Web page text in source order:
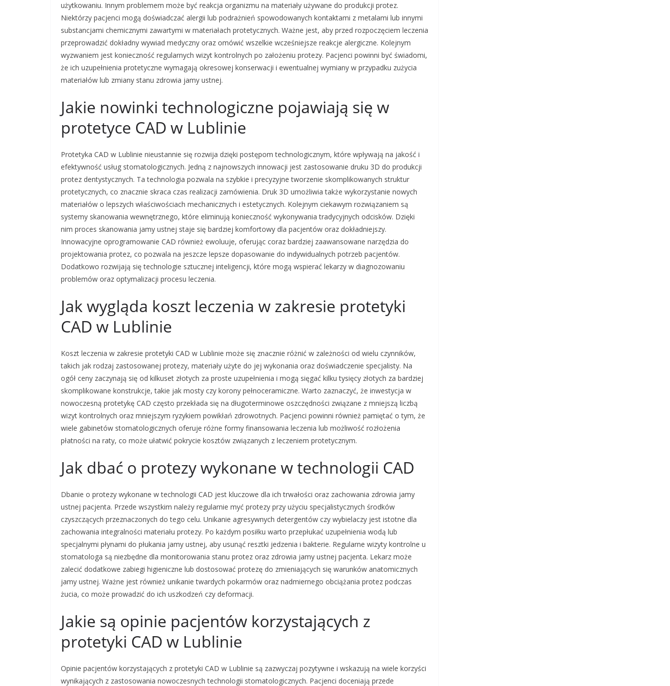
użytkowaniu. Innym problemem może być reakcja organizmu na materiały używane do produkcji protez.
Niektórzy pacjenci mogą doświadczać alergii lub podrażnień spowodowanych kontaktami z metalami lub innymi
substancjami chemicznymi zawartymi w materiałach protetycznych. Ważne jest, aby przed rozpoczęciem leczenia
przeprowadzić dokładny wywiad medyczny oraz omówić wszelkie wcześniejsze reakcje alergiczne. Kolejnym
wyzwaniem jest konieczność regularnych wizyt kontrolnych po założeniu protezy. Pacjenci powinni być świadomi,
że ich uzupełnienia protetyczne wymagają okresowej konserwacji i ewentualnej wymiany w przypadku zużycia
materiałów lub zmiany stanu zdrowia jamy ustnej.
Jakie nowinki technologiczne pojawiają się w
protetyce CAD w Lublinie
Protetyka CAD w Lublinie nieustannie się rozwija dzięki postępom technologicznym, które wpływają na jakość i
efektywność usług stomatologicznych. Jedną z najnowszych innowacji jest zastosowanie druku 3D do produkcji
protez dentystycznych. Ta technologia pozwala na szybkie i precyzyjne tworzenie skomplikowanych struktur
protetycznych, co znacznie skraca czas realizacji zamówienia. Druk 3D umożliwia także wykorzystanie nowych
materiałów o lepszych właściwościach mechanicznych i estetycznych. Kolejnym ciekawym rozwiązaniem są
systemy skanowania wewnętrznego, które eliminują konieczność wykonywania tradycyjnych odcisków. Dzięki
nim proces skanowania jamy ustnej staje się bardziej komfortowy dla pacjentów oraz dokładniejszy.
Innowacyjne oprogramowanie CAD również ewoluuje, oferując coraz bardziej zaawansowane narzędzia do
projektowania protez, co pozwala na jeszcze lepsze dopasowanie do indywidualnych potrzeb pacjentów.
Dodatkowo rozwijają się technologie sztucznej inteligencji, które mogą wspierać lekarzy w diagnozowaniu
problemów oraz optymalizacji procesu leczenia.
Jak wygląda koszt leczenia w zakresie protetyki
CAD w Lublinie
Koszt leczenia w zakresie protetyki CAD w Lublinie może się znacznie różnić w zależności od wielu czynników,
takich jak rodzaj zastosowanej protezy, materiały użyte do jej wykonania oraz doświadczenie specjalisty. Na
ogół ceny zaczynają się od kilkuset złotych za proste uzupełnienia i mogą sięgać kilku tysięcy złotych za bardziej
skomplikowane konstrukcje, takie jak mosty czy korony pełnoceramiczne. Warto zaznaczyć, że inwestycja w
nowoczesną protetykę CAD często przekłada się na długoterminowe oszczędności związane z mniejszą liczbą
wizyt kontrolnych oraz mniejszym ryzykiem powikłań zdrowotnych. Pacjenci powinni również pamiętać o tym, że
wiele gabinetów stomatologicznych oferuje różne formy finansowania leczenia lub możliwość rozłożenia
płatności na raty, co może ułatwić pokrycie kosztów związanych z leczeniem protetycznym.
Jak dbać o protezy wykonane w technologii CAD
Dbanie o protezy wykonane w technologii CAD jest kluczowe dla ich trwałości oraz zachowania zdrowia jamy
ustnej pacjenta. Przede wszystkim należy regularnie myć protezy przy użyciu specjalistycznych środków
czyszczących przeznaczonych do tego celu. Unikanie agresywnych detergentów czy wybielaczy jest istotne dla
zachowania integralności materiału protezy. Po każdym posiłku warto przepłukać uzupełnienia wodą lub
specjalnymi płynami do płukania jamy ustnej, aby usunąć resztki jedzenia i bakterie. Regularne wizyty kontrolne u
stomatologa są niezbędne dla monitorowania stanu protez oraz zdrowia jamy ustnej pacjenta. Lekarz może
zalecić dodatkowe zabiegi higieniczne lub dostosować protezę do zmieniających się warunków anatomicznych
jamy ustnej. Ważne jest również unikanie twardych pokarmów oraz nadmiernego obciążania protez podczas
żucia, co może prowadzić do ich uszkodzeń czy deformacji.
Jakie są opinie pacjentów korzystających z
protetyki CAD w Lublinie
Opinie pacjentów korzystających z protetyki CAD w Lublinie są zazwyczaj pozytywne i wskazują na wiele korzyści
wynikających z zastosowania nowoczesnych technologii stomatologicznych. Pacjenci doceniają przede